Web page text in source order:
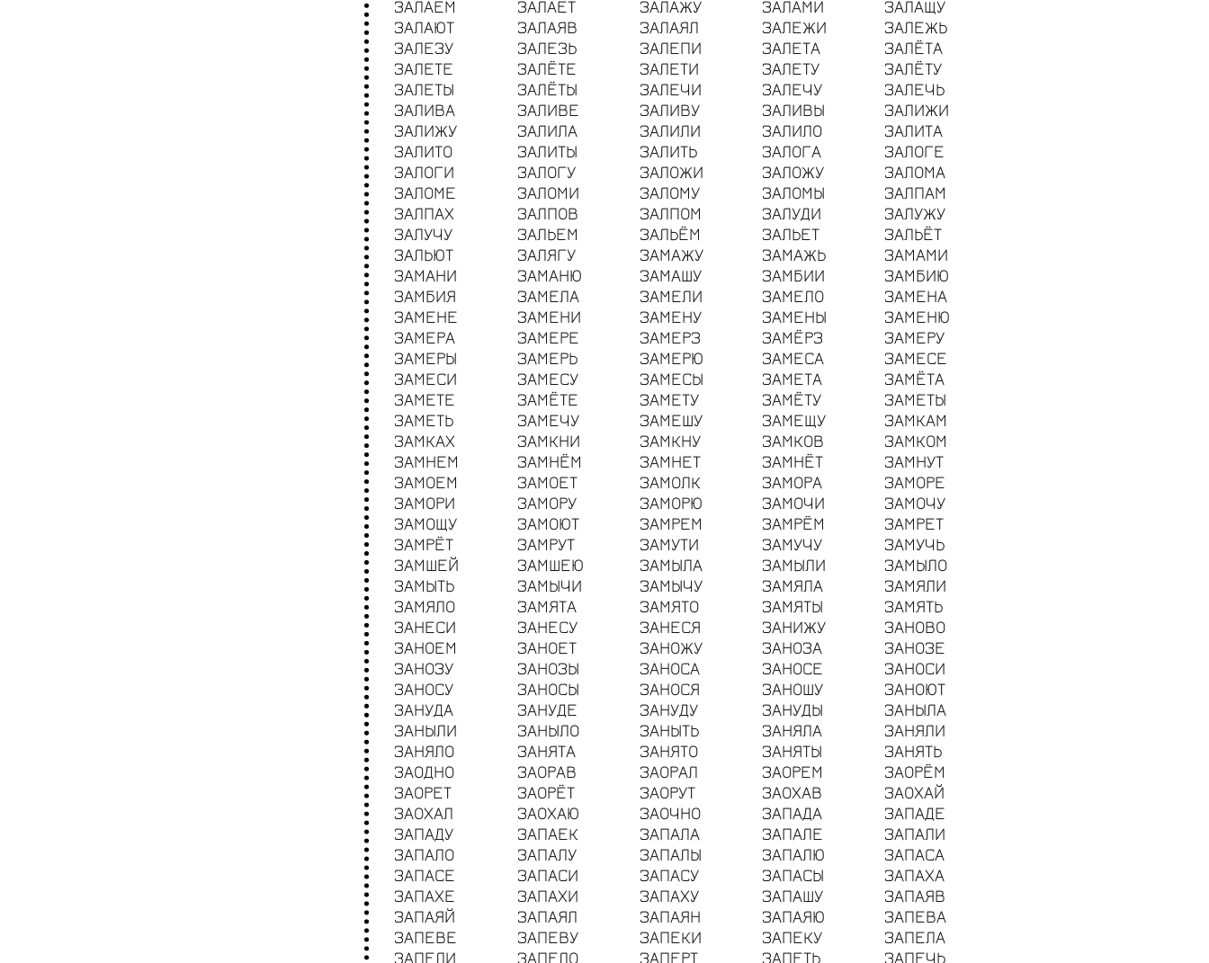
ЗАЛАЕМ
ЗАЛАЕТ ЗАЛАЖУ ЗАЛАМИ
ЗАЛАЩУ
ЗАЛАЮТ
ЗАЛАЯВ ЗАЛАЯЛ ЗАЛЕЖИ
ЗАЛЕЖЬ
ЗАЛЕЗУ
ЗАЛЕЗЬ ЗАЛЕПИ ЗАЛЕТА
ЗАЛЁТА
ЗАЛЕТЕ
ЗАЛЁТЕ ЗАЛЕТИ ЗАЛЕТУ
ЗАЛЁТУ
ЗАЛЕТЫ
ЗАЛЁТЫ ЗАЛЕЧИ ЗАЛЕЧУ
ЗАЛЕЧЬ
ЗАЛИВА
ЗАЛИВЕ ЗАЛИВУ ЗАЛИВЫ
ЗАЛИЖИ
ЗАЛИЖУ
ЗАЛИЛА ЗАЛИЛИ ЗАЛИЛО
ЗАЛИТА
ЗАЛИТО
ЗАЛИТЫ ЗАЛИТЬ ЗАЛОГА
ЗАЛОГЕ
ЗАЛОГИ
ЗАЛОГУ ЗАЛОЖИ ЗАЛОЖУ
ЗАЛОМА
ЗАЛОМЕ
ЗАЛОМИ ЗАЛОМУ ЗАЛОМЫ
ЗАЛПАМ
ЗАЛПАХ
ЗАЛПОВ ЗАЛПОМ ЗАЛУДИ
ЗАЛУЖУ
ЗАЛУЧУ
ЗАЛЬЕМ ЗАЛЬЁМ ЗАЛЬЕТ
ЗАЛЬЁТ
ЗАЛЬЮТ
ЗАЛЯГУ ЗАМАЖУ ЗАМАЖЬ
ЗАМАМИ
ЗАМАНИ
ЗАМАНЮ ЗАМАШУ ЗАМБИИ
ЗАМБИЮ
ЗАМБИЯ
ЗАМЕЛА ЗАМЕЛИ ЗАМЕЛО
ЗАМЕНА
ЗАМЕНЕ
ЗАМЕНИ ЗАМЕНУ ЗАМЕНЫ
ЗАМЕНЮ
ЗАМЕРА
ЗАМЕРЕ ЗАМЕРЗ ЗАМЁРЗ
ЗАМЕРУ
ЗАМЕРЫ
ЗАМЕРЬ ЗАМЕРЮ ЗАМЕСА
ЗАМЕСЕ
ЗАМЕСИ
ЗАМЕСУ ЗАМЕСЫ ЗАМЕТА
ЗАМЁТА
ЗАМЕТЕ
ЗАМЁТЕ ЗАМЕТУ ЗАМЁТУ
ЗАМЕТЫ
ЗАМЕТЬ
ЗАМЕЧУ ЗАМЕШУ ЗАМЕЩУ
ЗАМКАМ
ЗАМКАХ
ЗАМКНИ ЗАМКНУ ЗАМКОВ
ЗАМКОМ
ЗАМНЕМ
ЗАМНЁМ ЗАМНЕТ ЗАМНЁТ
ЗАМНУТ
ЗАМОЕМ
ЗАМОЕТ ЗАМОЛК ЗАМОРА
ЗАМОРЕ
ЗАМОРИ
ЗАМОРУ ЗАМОРЮ ЗАМОЧИ
ЗАМОЧУ
ЗАМОЩУ
ЗАМОЮТ ЗАМРЕМ ЗАМРЁМ
ЗАМРЕТ
ЗАМРЁТ
ЗАМРУТ ЗАМУТИ ЗАМУЧУ
ЗАМУЧЬ
ЗАМШЕЙ
ЗАМШЕЮ ЗАМЫЛА ЗАМЫЛИ
ЗАМЫЛО
ЗАМЫТЬ
ЗАМЫЧИ ЗАМЫЧУ ЗАМЯЛА
ЗАМЯЛИ
ЗАМЯЛО
ЗАМЯТА ЗАМЯТО ЗАМЯТЫ
ЗАМЯТЬ
ЗАНЕСИ
ЗАНЕСУ ЗАНЕСЯ ЗАНИЖУ
ЗАНОВО
ЗАНОЕМ
ЗАНОЕТ ЗАНОЖУ ЗАНОЗА
ЗАНОЗЕ
ЗАНОЗУ
ЗАНОЗЫ ЗАНОСА ЗАНОСЕ
ЗАНОСИ
ЗАНОСУ
ЗАНОСЫ ЗАНОСЯ ЗАНОШУ
ЗАНОЮТ
ЗАНУДА
ЗАНУДЕ ЗАНУДУ ЗАНУДЫ
ЗАНЫЛА
ЗАНЫЛИ
ЗАНЫЛО ЗАНЫТЬ ЗАНЯЛА
ЗАНЯЛИ
ЗАНЯЛО
ЗАНЯТА ЗАНЯТО ЗАНЯТЫ
ЗАНЯТЬ
ЗАОДНО
ЗАОРАВ ЗАОРАЛ ЗАОРЕМ
ЗАОРЁМ
ЗАОРЕТ
ЗАОРЁТ ЗАОРУТ ЗАОХАВ
ЗАОХАЙ
ЗАОХАЛ
ЗАОХАЮ ЗАОЧНО ЗАПАДА
ЗАПАДЕ
ЗАПАДУ
ЗАПАЕК ЗАПАЛА ЗАПАЛЕ
ЗАПАЛИ
ЗАПАЛО
ЗАПАЛУ ЗАПАЛЫ ЗАПАЛЮ
ЗАПАСА
ЗАПАСЕ
ЗАПАСИ ЗАПАСУ ЗАПАСЫ
ЗАПАХА
ЗАПАХЕ
ЗАПАХИ ЗАПАХУ ЗАПАШУ
ЗАПАЯВ
ЗАПАЯЙ
ЗАПАЯЛ ЗАПАЯН ЗАПАЯЮ
ЗАПЕВА
ЗАПЕВЕ
ЗАПЕВУ ЗАПЕКИ ЗАПЕКУ
ЗАПЕЛА
ЗАПЕЛИ
ЗАПЕЛО ЗАПЕРТ ЗАПЕТЬ ЗАПЕЧЬ